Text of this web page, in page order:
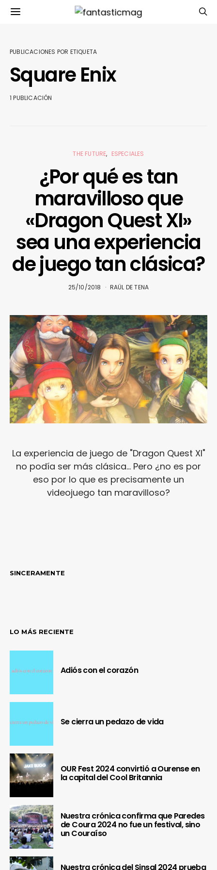
PUBLICACIONES POR ETIQUETA
Square Enix
1 PUBLICACIÓN
THE FUTURE ESPECIALES
¿Por qué es tan
maravilloso que
«Dragon Quest XI»
sea una experiencia
de juego tan clásica?
25/10/2018 RAÜL DE TENA
La experiencia de juego de "Dragon Quest XI"
no podía ser más clásica... Pero ¿no es por
eso por lo que es precisamente un
videojuego tan maravilloso?
SINCERAMENTE
LO MÁS RECIENTE
Adiós con el corazón
Se cierra un pedazo de vida
OUR Fest 2024 convirtió a Ourense en
la capital del Cool Britannia
Nuestra crónica confirma que Paredes
de Coura 2024 no fue un festival, sino
un Couraíso
Nuestra crónica del Sinsal 2024 prueba